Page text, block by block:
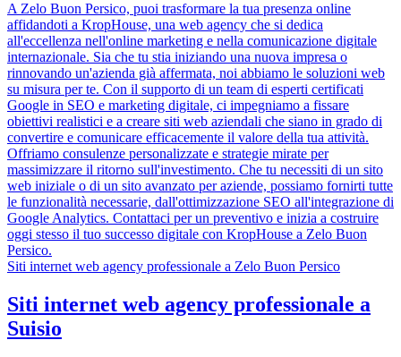
A Zelo Buon Persico, puoi trasformare la tua presenza online
affidandoti a KropHouse, una web agency che si dedica
all'eccellenza nell'online marketing e nella comunicazione digitale
internazionale. Sia che tu stia iniziando una nuova impresa o
rinnovando un'azienda già affermata, noi abbiamo le soluzioni web
su misura per te. Con il supporto di un team di esperti certificati
Google in SEO e marketing digitale, ci impegniamo a fissare
obiettivi realistici e a creare siti web aziendali che siano in grado di
convertire e comunicare efficacemente il valore della tua attività.
Offriamo consulenze personalizzate e strategie mirate per
massimizzare il ritorno sull'investimento. Che tu necessiti di un sito
web iniziale o di un sito avanzato per aziende, possiamo fornirti tutte
le funzionalità necessarie, dall'ottimizzazione SEO all'integrazione di
Google Analytics. Contattaci per un preventivo e inizia a costruire
oggi stesso il tuo successo digitale con KropHouse a Zelo Buon
Persico.
Siti internet web agency professionale a Zelo Buon Persico
Siti internet web agency professionale a
Suisio